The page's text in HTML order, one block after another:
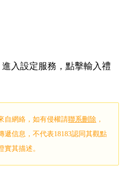
入設定服務，點擊輸入禮
自網絡，如有侵權請聯系刪除 ，
遞信息，不代表18183認同其觀點
實其描述。